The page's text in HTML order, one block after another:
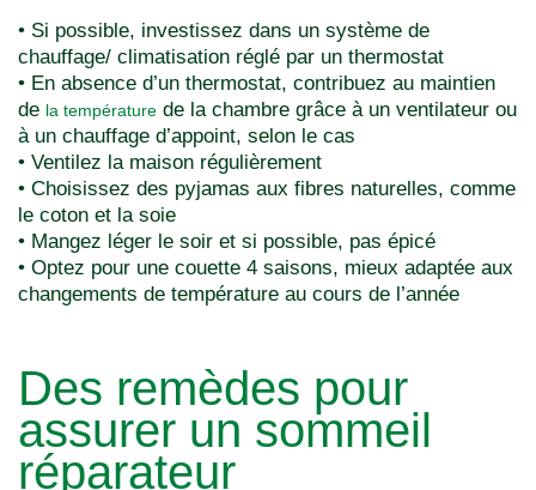
• Si possible, investissez dans un système de
chauffage/ climatisation réglé par un thermostat
• En absence d’un thermostat, contribuez au maintien
de la température de la chambre grâce à un ventilateur ou
à un chauffage d’appoint, selon le cas
• Ventilez la maison régulièrement
• Choisissez des pyjamas aux fibres naturelles, comme
le coton et la soie
• Mangez léger le soir et si possible, pas épicé
• Optez pour une couette 4 saisons, mieux adaptée aux
changements de température au cours de l’année
Des remèdes pour
assurer un sommeil
réparateur